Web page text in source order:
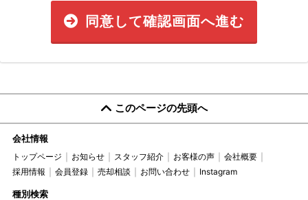
同意して確認画面へ進む
このページの先頭へ
会社情報
トップページ お知らせ スタッフ紹介 お客様の声
会社概要
採用情報
会員登録 売却相談 お問い合わせ Instagram
種別検索